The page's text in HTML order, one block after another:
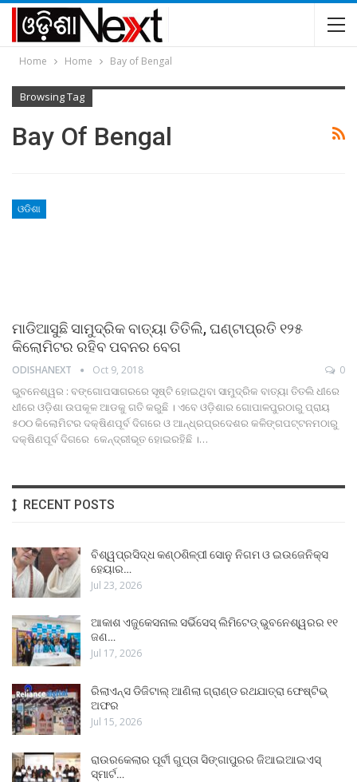
Home Home Bay of Bengal
Browsing Tag
Bay Of Bengal
ଓଡିଶା
ମାଡିଆସୁଛି ସାମୁଦ୍ରିକ ବାତ୍ୟା ତିତିଲି, ଘଣ୍ଟାପ୍ରତି ୧୨୫
କିଲୋମିଟର ରହିବ ପବନର ବେଗ
ODISHANEXT Oct 9, 2018 0
ଭୁବନେଶ୍ୱର : ବଙ୍ଗୋପସାଗରରେ ସୃଷ୍ଟି ହୋଇଥିବା ସାମୁଦ୍ରିକ ବାତ୍ୟା ତିତଲି ଧୀରେ
ଧୀରେ ଓଡ଼ିଶା ଉପକୂଳ ଆଡକୁ ଗତି କରୁଛି । ଏବେ ଓଡ଼ିଶାର ଗୋପାଳପୁରଠାରୁ ପ୍ରାୟ
୫୦୦ କିଲୋମିଟର ଦକ୍ଷିଣପୂର୍ବ ଦିଗରେ ଓ ଆନ୍ଧ୍ରପ୍ରଦେଶର କଳିଙ୍ଗପଟ୍ଟନମଠାରୁ
ଦକ୍ଷିଣପୂର୍ବ ଦିଗରେ କେନ୍ଦ୍ରୀଭୂତ ହୋଇରହିଛି ।…
RECENT POSTS
ବିଶ୍ୱପ୍ରସିଦ୍ଧ କଣ୍ଠଶିଳ୍ପୀ ସୋନୁ ନିଗମ ଓ ଇଉଜେନିକ୍ସ
ହେୟାର…
Jul 23, 2026
ଆକାଶ ଏଜୁକେସନାଲ ସର୍ଭିସେସ୍ ଲିମିଟେଡ୍ ଭୁବନେଶ୍ୱରର ୧୧
ଜଣ…
Jul 17, 2026
ରିଲାଏନ୍ସ ଡିଜିଟାଲ୍ ଆଣିଲା ଗ୍ରାଣ୍ଡ ରଥଯାତ୍ରା ଫେଷ୍ଟିଭ୍
ଅଫର
Jul 15, 2026
ରାଉରକେଲାର ପୂର୍ବୀ ଗୁପ୍ତା ସିଙ୍ଗାପୁରର ଜିଆଇଆଇଏସ୍
ସ୍ମାର୍ଟ…